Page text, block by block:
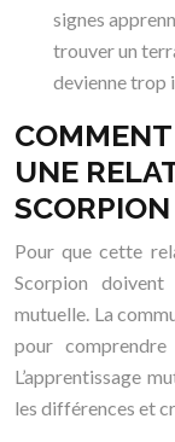
signes
trouver un
devienne trop
UNE
SCORPION
Pour que cette
Scorpion doivent
mutuelle. La
pour
L’apprentissage
les différences et